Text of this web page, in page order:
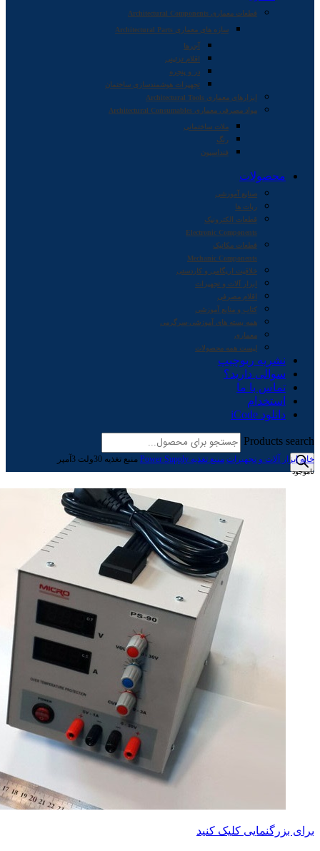
قطعات معماری Architectural Components
سازه های معماری Architectural Parts
آجرها
اقلام تزئینی
در و پنجره
تجهیزات هوشمندسازی ساختمان
ابزارهای معماری Architectural Tools
مواد مصرفی معماری Architectural Consumables
ملات ساختمانی
رنگ
فنداسیون
محصولات
صنایع آموزشی
ربات ها
قطعات الکترونیک
Electronic Components
قطعات مکانیک
Mechanic Components
خلاقیت اریگامی و کاردستی
ابزار آلات و تجهیزات
اقلام مصرفی
کتاب و منابع آموزشی
همه بسته های آموزشی-سرگرمی
معماری
لیست همه محصولات
نشریه ربوچیپ
سوالی دارید؟
تماس با ما
استخدام
دانلود iCode
Products search
خانه ابزار آلات و تجهیزات منبع تغذیه Power Supply منبع تغذیه 30ولت 3آمپر
ناموجود
برای بزرگنمایی کلیک کنید